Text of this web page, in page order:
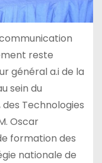
communication
reste
général a.i de la
sein du
Technologies
Oscar
formation des
nationale de